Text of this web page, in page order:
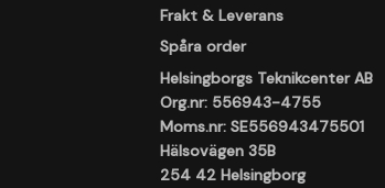
Frakt & Leverans
Spåra order
Helsingborgs Teknikcenter AB
Org.nr: 556943-4755
Moms.nr: SE556943475501
Hälsovägen 35B
254 42 Helsingborg